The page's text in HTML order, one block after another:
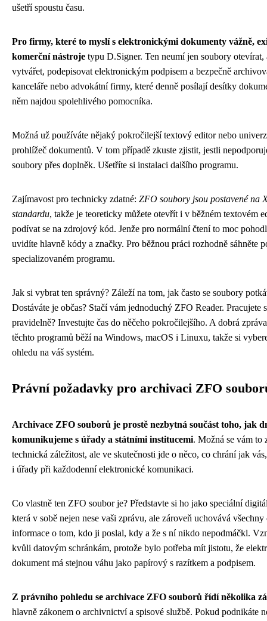
ušetří spoustu času.
Pro firmy, které to myslí s elektronickými dokumenty vážně,
komerční nástroje typu D.Signer. Ten neumí jen soubory otevírat,
vytvářet, podepisovat elektronickým podpisem a bezpečně
kanceláře nebo advokátní firmy, které denně posílají desítky
něm najdou spolehlivého pomocníka.
Možná už používáte nějaký pokročilejší textový editor nebo
prohlížeč dokumentů. V tom případě zkuste zjistit, jestli
soubory přes doplněk. Ušetříte si instalaci dalšího programu.
Zajímavost pro technicky zdatné: ZFO soubory jsou postavené na
standardu, takže je teoreticky můžete otevřít i v běžném textovém
podívat se na zdrojový kód. Jenže pro normální čtení to moc
uvidíte hlavně kódy a značky. Pro běžnou práci rozhodně sáhněte
specializovaném programu.
Jak si vybrat ten správný? Záleží na tom, jak často se soubory
Dostáváte je občas? Stačí vám jednoduchý ZFO Reader. Pracujete
pravidelně? Investujte čas do něčeho pokročilejšího. A dobrá
těchto programů běží na Windows, macOS i Linuxu, takže si
ohledu na váš systém.
Právní požadavky pro archivaci ZFO
Archivace ZFO souborů je prostě nezbytná součást toho, jak
komunikujeme s úřady a státními institucemi. Možná se vám to
technická záležitost, ale ve skutečnosti jde o něco, co chrání jak
i úřady při každodenní elektronické komunikaci.
Co vlastně ten ZFO soubor je? Představte si ho jako speciální
která v sobě nejen nese vaši zprávu, ale zároveň uchovává všechny
informace o tom, kdo ji poslal, kdy a že s ní nikdo nepodmáčkl.
kvůli datovým schránkám, protože bylo potřeba mít jistotu, že
dokument má stejnou váhu jako papírový s razítkem a podpisem.
Z právního pohledu se archivace ZFO souborů řídí několika
hlavně zákonem o archivnictví a spisové službě. Pokud podnikáte